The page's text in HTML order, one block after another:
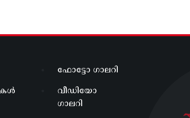
ഫോട്ടോ ഗാലറി
വീഡിയോ
ഗാലറി